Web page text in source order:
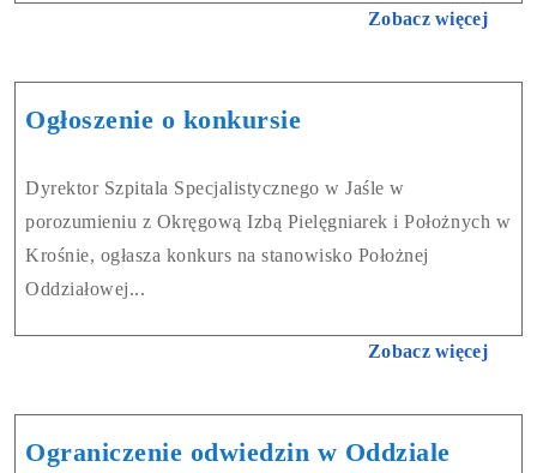
Zobacz więcej
Ogłoszenie o konkursie
Dyrektor Szpitala Specjalistycznego w Jaśle w
porozumieniu z Okręgową Izbą Pielęgniarek i Położnych w
Krośnie, ogłasza konkurs na stanowisko Położnej
Oddziałowej...
Zobacz więcej
Ograniczenie odwiedzin w Oddziale